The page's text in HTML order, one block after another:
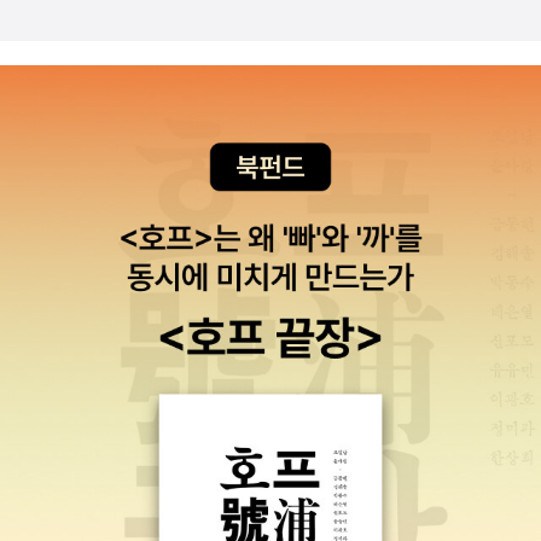
마르고 단견적(短見的)이며 관조적인 - 이것은 매우 프랑스적인 면
의 흔해빠진 단골 주제로 쓰이던 것이다. ‘연약하며 반드시 죽게 마련
인 우리들 조건의 이 자연적인 불행, 너무나 비참해서 그 문제를 조금
게 될 불행‘ 에 대하여 강조한것은 파스칼이 아니었던가? 165🌱그러
나 그의 진정한 스승들은 딴 데있다. 그의 추론 방식, 그의 생각의 명
양이 밝게 비치며, 정돈되어 있으면서 엄숙하고 동시에 황량한 정
고 있다. 167그의 독창성은 바로 자기 생각의 극한점에까지 밀고 나
가는 데 있다. 167🌱《이방인》은 설명하는 책이 아니다. 그것은 증명
하는 책도 아니다. 부조리의 인간은 설명하는 것이 아니라 묘사한
다. 카뮈는 다만 제시할 뿐, 원래가 정당화할 수 없는 성질의 것인 그
나는 그 까닭을 알고 있다. 너도 그 까닭을 알고 있을 것이다. 내가 살
아온 이 부조리한 생애 전체에 걸쳐, 내 미래의 저 밑바닥으로부터 항
시 한 줄기 어두운 바람이, 아직도 오지 않은 세월을 거쳐서 내게로 불
어 올라 오고 있다. 내가 살고 있는, 더 실감난달 것도 없는 세월 속에
서 나에게 주어지는 것은 모두 다, 그 바람이 불고 지나가면서 서로 아
무 차이가 없는 것으로 만들어보리는 거다. 다른 사람들의 죽음, 어머
니의 사랑, 그런 것이 내게 무슨 중요성이 있단 말인가? 너의 그 하느
님, 사람들이 선택하는 삶, 사람들이 선택하는 숙명, 그런 것이 내게
어 있고, 더불어 너처럼 나의 형제라고 하는 수많은 특권을 가진 사람
들도 택하도록 되어 있는 것이다. 알아듣겠는가? 사람은 누구나 다
특권을 가지고 있다. 특권을 가진 사람들밖에는 없는 것이다.(P.157)
화영 교수의 해설만 실렸다. 해설이 감상에 방해된다고 생각하는 사
람도 (많이) 있지만, 해설이나 부록을 다 읽어보는 입장에서 다양한
설도 60여 쪽에 이르는 분량을 자랑하고 나 역시 신뢰하는 편이지만,
민음사판에 실은 해설을 그대로 가져온 것 같아 자료를 상쇄할 만한
만족감을 주는 건 아니다. 나 같으면 양장본으로 안 만들고 저 자료를
넣었을 텐데... 괜히 양장본으로 만들어서 가격만 올랐다.다시 읽으면
서 눈에 띄는 점은, 햇살이나 빛에 대한 뫼르소의 서술이 상당히 안 좋
인데, 문제의 총살 장면 이전에도 햇살/빛은 따귀를 때린다거나, 머리
를 쿡쿡 찌른다거나, 눈이 피로해지게 만든다는 식으로 서술된다. 이
런 것들이 일종의 복선이었는지도 모르겠다. 그리고 '미국판 서문'이
다워 보이나보다. 괴물의 머리 스타일을 상상하며 읽었다. 계절이 바
는다. 그래서 무엇을 위해 어떻게 살아야할까. 한정된 삶인데. 모든 한
이 모두 부정되어지면 인류의 공존이 위협 받으니 소크라테스는 인류
애를 그토록 말했고 탈무드는 후세의 교육을 그리 강조했나보다.그리
체적으로 조목조목 말하고 그것을 계승 발전시킨 유태인이 잘 된 것
읽었다. 그래서 읽고 싶었던 1984를 집어들었다. 동물농장도 읽고
다. 윈스턴이 '줄리아에게 해'라고 한다. '윈스턴'은 '사회'에 속해 살고
있다. 그 '사회'를 벗어날 수 없을까? 심해로 잠수하는 삶의 행위로 나